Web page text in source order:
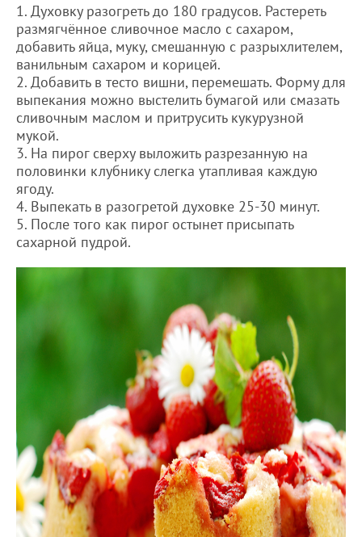
1. Духовку разогреть до 180 градусов. Растереть
размягчённое сливочное масло с сахаром,
добавить яйца, муку, смешанную с разрыхлителем,
ванильным сахаром и корицей.
2. Добавить в тесто вишни, перемешать. Форму для
выпекания можно выстелить бумагой или смазать
сливочным маслом и притрусить кукурузной
мукой.
3. На пирог сверху выложить разрезанную на
половинки клубнику слегка утапливая каждую
ягоду.
4. Выпекать в разогретой духовке 25-30 минут.
5. После того как пирог остынет присыпать
сахарной пудрой.